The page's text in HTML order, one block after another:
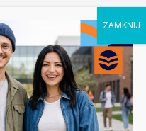
i wczesnoszkolna w
na Uniwersytecie
informacji w